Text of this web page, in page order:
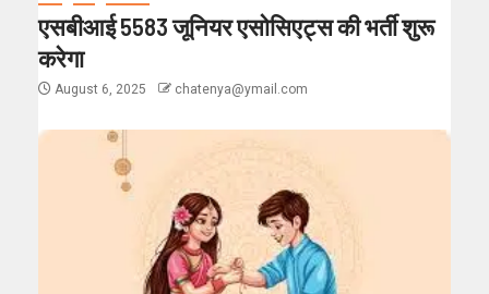
एसबीआई 5583 जूनियर एसोसिएट्स की भर्ती शुरू
करेगा
August 6, 2025 chatenya@ymail.com